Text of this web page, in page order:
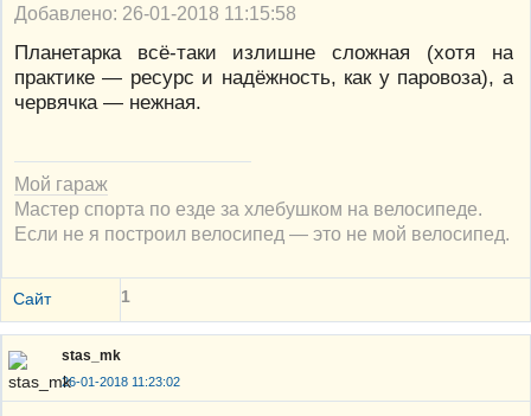
Добавлено: 26-01-2018 11:15:58
Планетарка всё-таки излишне сложная (хотя на
практике — ресурс и надёжность, как у паровоза), а
червячка — нежная.
Мой гараж
Мастер спорта по езде за хлебушком на велосипеде.
Если не я построил велосипед — это не мой велосипед.
Сайт 1
stas_mk
26-01-2018 11:23:02